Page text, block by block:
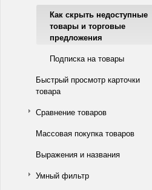
Как скрыть недоступные
товары и торговые
предложения
Подписка на товары
Быстрый просмотр карточки
товара
Сравнение товаров
Массовая покупка товаров
Выражения и названия
Умный фильтр